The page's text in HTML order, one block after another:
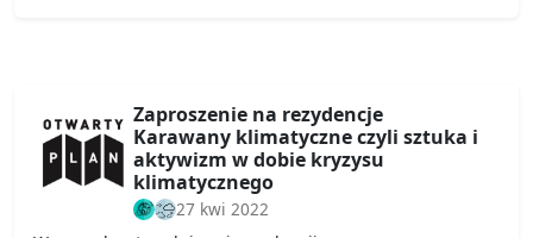
Zaproszenie na rezydencje
Karawany klimatyczne czyli sztuka i
aktywizm w dobie kryzysu
klimatycznego
27 kwi 2022